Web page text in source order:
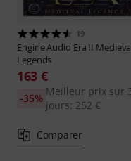
19
Engine Audio Era II
Legends
163 €
Meilleur prix sur
jours: 252 €
-35%
Comparer